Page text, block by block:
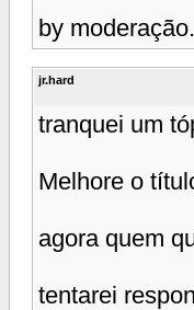
by moderação.
jr.hard
tranquei um
Melhore o
agora quem
tentarei